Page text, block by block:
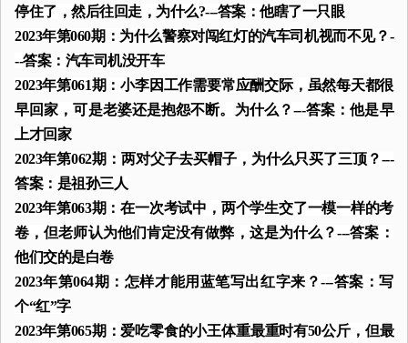
停住了，然后往回走，为什么?---答案：他瞎了一只眼
2023年第060期：为什么警察对闯红灯的汽车司机视而不见？-
--答案：汽车司机没开车
2023年第061期：小李因工作需要常应酬交际，虽然每天都很
早回家，可是老婆还是抱怨不断。为什么？---答案：他是早
上才回家
2023年第062期：两对父子去买帽子，为什么只买了三顶？---
答案：是祖孙三人
2023年第063期：在一次考试中，两个学生交了一模一样的考
卷，但老师认为他们肯定没有做弊，这是为什么？---答案：
他们交的是白卷
2023年第064期：怎样才能用蓝笔写出红字来？---答案：写
个“红”字
2023年第065期：爱吃零食的小王体重最重时有50公斤，但最